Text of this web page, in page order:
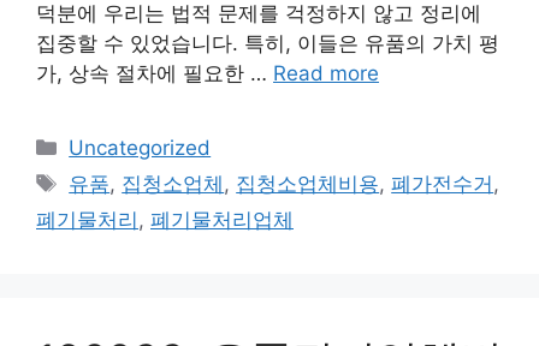
덕분에 우리는 법적 문제를 걱정하지 않고 정리에
집중할 수 있었습니다. 특히, 이들은 유품의 가치 평
가, 상속 절차에 필요한 … Read more
Categories
Uncategorized
Tags
유품, 집청소업체 , 집청소업체비용,폐가전수거 ,
폐기물처리 , 폐기물처리업체